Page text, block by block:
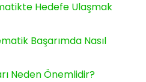
Hedefe Ulaşmak
Başarımda Nasıl
Neden Önemlidir?